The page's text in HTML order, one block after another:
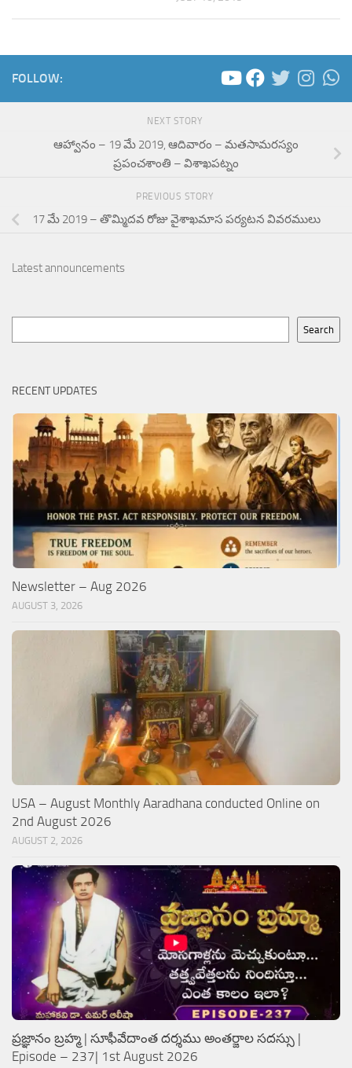
FOLLOW:
NEXT STORY
ఆహ్వానం – 19 మే 2019, ఆదివారం – మతసామరస్యం
ప్రపంచశాంతి – విశాఖపట్నం
PREVIOUS STORY
17 మే 2019 – తొమ్మిదవ రోజు వైశాఖమాస పర్యటన వివరములు
Latest announcements
Search
RECENT UPDATES
Newsletter – Aug 2026
AUGUST 3, 2026
USA – August Monthly Aaradhana conducted Online on
2nd August 2026
AUGUST 2, 2026
ప్రజ్ఞానం బ్రహ్మ | సూఫీవేదాంత దర్శము అంతర్జాల సదస్సు |
Episode – 237| 1st August 2026